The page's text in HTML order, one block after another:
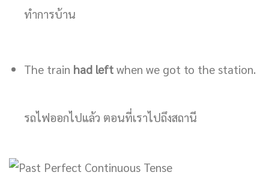
ทำการบ้าน
The train had leftwhen we got to the station.
รถไฟออกไปแล้ว ตอนที่เราไปถึงสถานี